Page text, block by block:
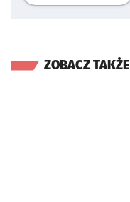
ZOBACZ TAKŻE